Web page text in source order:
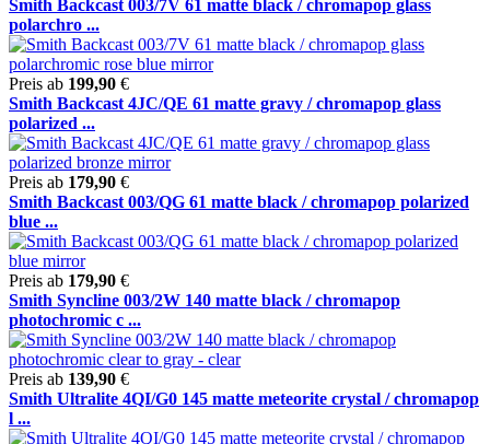
Smith Backcast 003/7V 61 matte black / chromapop glass
polarchro ...
Preis ab 199,90 €
Smith Backcast 4JC/QE 61 matte gravy / chromapop glass
polarized ...
Preis ab 179,90 €
Smith Backcast 003/QG 61 matte black / chromapop polarized
blue ...
Preis ab 179,90 €
Smith Syncline 003/2W 140 matte black / chromapop
photochromic c ...
Preis ab 139,90 €
Smith Ultralite 4QI/G0 145 matte meteorite crystal / chromapop
l ...